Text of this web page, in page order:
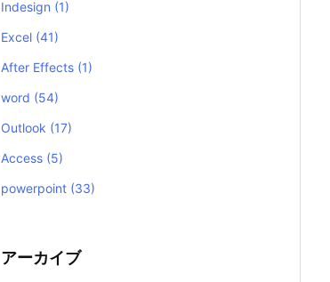
Indesign (1)
Excel (41)
After Effects (1)
word (54)
Outlook (17)
Access (5)
powerpoint (33)
アーカイブ